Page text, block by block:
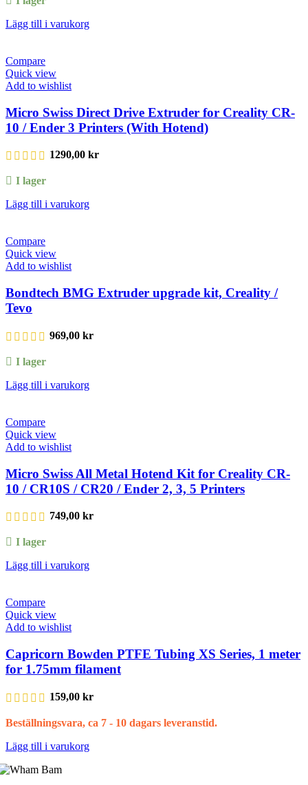
Lägg till i varukorg
Compare
Quick view
Add to wishlist
Micro Swiss Direct Drive Extruder for Creality CR-
10 / Ender 3 Printers (With Hotend)
1290,00 kr
I lager
Lägg till i varukorg
Compare
Quick view
Add to wishlist
Bondtech BMG Extruder upgrade kit, Creality /
Tevo
969,00 kr
I lager
Lägg till i varukorg
Compare
Quick view
Add to wishlist
Micro Swiss All Metal Hotend Kit for Creality CR-
10 / CR10S / CR20 / Ender 2, 3, 5 Printers
749,00 kr
I lager
Lägg till i varukorg
Compare
Quick view
Add to wishlist
Capricorn Bowden PTFE Tubing XS Series, 1 meter
for 1.75mm filament
159,00 kr
Beställningsvara, ca 7 - 10 dagars leveranstid.
Lägg till i varukorg